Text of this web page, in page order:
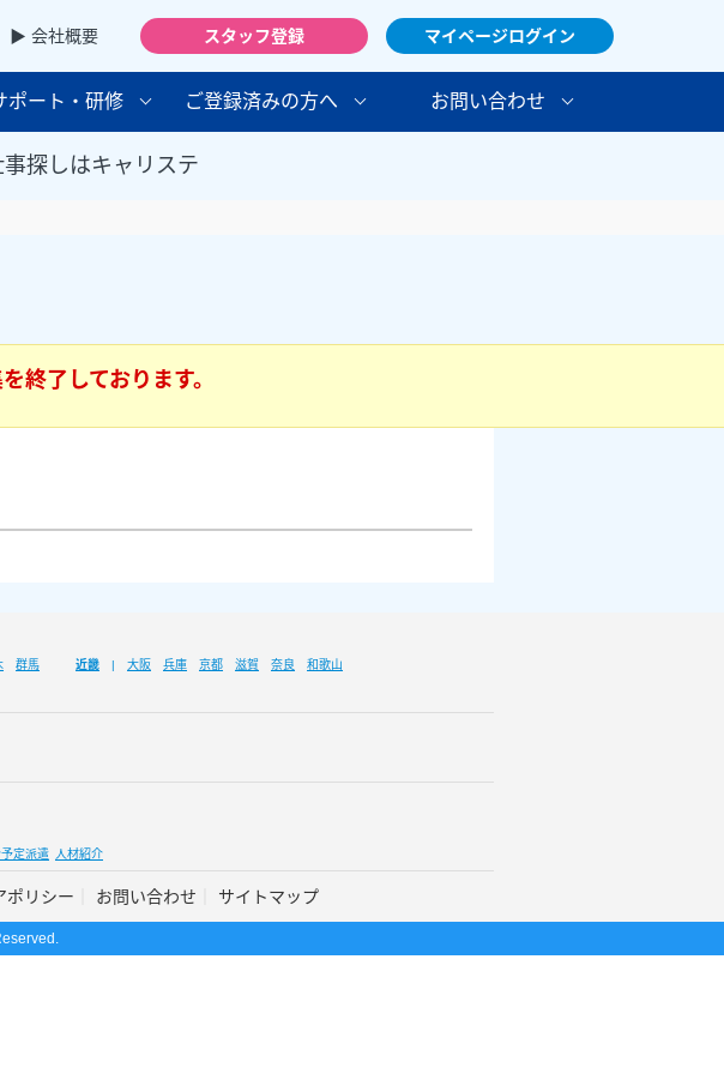
▶ 会社概要 スタッフ登録 マイページログイン
ポート・研修 ご登録済みの方へ お問い合わせ
探しはキャリステ
終了しております。
群馬 近畿 大阪 兵庫 京都 滋賀 奈良
和歌山
定派遣 人材紹介
ポリシー お問い合わせ サイトマップ